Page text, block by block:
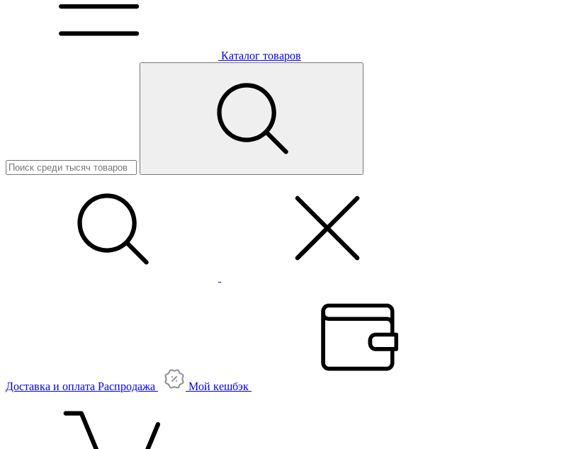
Каталог товаров
Доставка и оплата Распродажа Мой кешбэк